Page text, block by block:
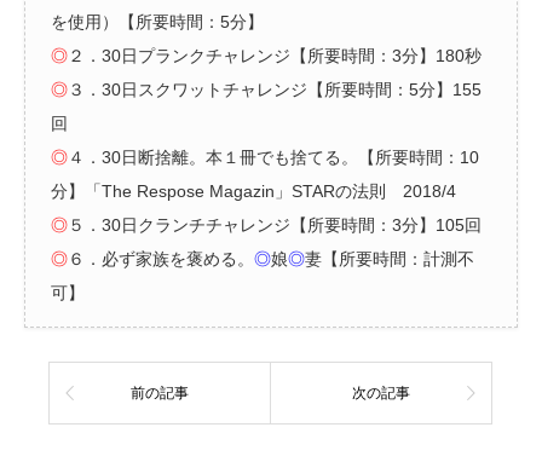
を使用）【所要時間：5分】
◎２．30日プランクチャレンジ【所要時間：3分】180秒
◎３．30日スクワットチャレンジ【所要時間：5分】155
回
◎４．30日断捨離。本１冊でも捨てる。【所要時間：10
分】「The Respose Magazin」STARの法則 2018/4
◎５．30日クランチチャレンジ【所要時間：3分】105回
◎６．必ず家族を褒める。 ◎娘◎妻【所要時間：計測不
可】
前の記事 次の記事